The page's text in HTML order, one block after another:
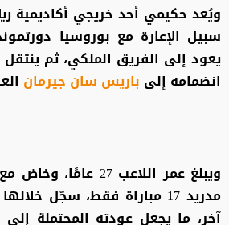
ويُعد حكيمي أحد خريجي أكاديمية
سبيل الإعارة مع بوروسيا
يعود إلى الفريق الملكي، ثم ينتقل
انضمامه إلى باريس سان جيرمان
ويبلغ عمر اللاعب 27
مدريد 17 مباراة فقط، سجّل
آخر، ما يجعل عودته المحتملة